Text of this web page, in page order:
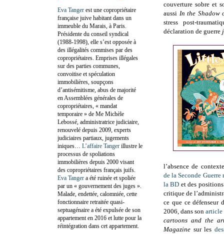
couverture sobre et
aussi In the Shadow
stress post-
déclaration de guerre
l’absence de
de la Seconde
la BD et des
critique de
ce que ce défenseur
2006, dans sonarticle
cartoons and the
Magazine sur les
Eva Tanger est une copropriétaire
française juive habitant dans un
immeuble du Marais, à Paris.
Présidente du conseil syndical
(1988-1998), elle s’est opposée à
des illégalités commises par des
copropriétaires. Emprises illégales
sur des parties communes,
convoitise et spéculation
immobilières, soupçons
d’antisémitisme, abus de majorité
en Assemblées générales de
copropriétaires, « mandat
temporaire » de Me Michèle
Lebossé, administratrice judiciaire,
renouvelé depuis 2009, experts
judiciaires partiaux, jugements
iniques… L’affaire Tanger illustre le
processus de spoliations
immobilières depuis 2000 visant
des copropriétaires français juifs.
Eva Tanger a été ruinée et spoliée
par un « gouvernement des juges ».
Malade, endettée, calomniée, cette
fonctionnaire retraitée quasi-
septuagénaire a été expulsée de son
appartement en 2016 et lutte pour la
réintégration dans cet appartement.